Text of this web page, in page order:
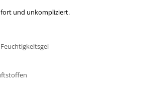
und unkompliziert.